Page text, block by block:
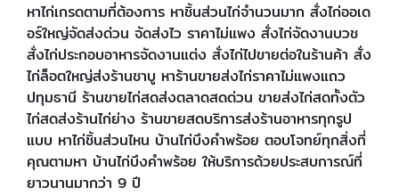
หาไก่เกรดตามที่ต้องการ หาชิ้นส่วนไก่จำนวนมาก สั่งไก่ออเด
อร์ใหญ่จัดส่งด่วน จัดส่งไว ราคาไม่แพง สั่งไก่จัดงานบวช
สั่งไก่ประกอบอาหารจัดงานแต่ง สั่งไก่ไปขายต่อในร้านค้า สั่ง
ไก่ล็อตใหญ่ส่งร้านชาบู หาร้านขายส่งไก่ราคาไม่แพงแถว
ปทุมธานี ร้านขายไก่สดส่งตลาดสดด่วน ขายส่งไก่สดทั้งตัว
ไก่สดส่งร้านไก่ย่าง ร้านขายสดบริการส่งร้านอาหารทุกรูป
แบบ หาไก่ชิ้นส่วนไหน บ้านไก่บึงคำพร้อย ตอบโจทย์ทุกสิ่งที่
คุณตามหา บ้านไก่บึงคำพร้อย ให้บริการด้วยประสบการณ์ที่
ยาวนานมากว่า 9 ปี